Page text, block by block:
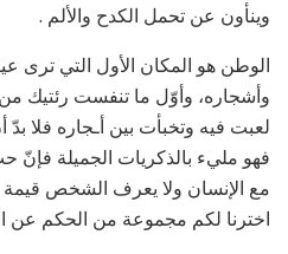
وينأون عن تحمل الكدح والألم .
الوطن هو المكان الأول التي ترى
وأشجاره، وأوّل ما تنفست رئتيك
لعبت فيه وتخبأت بين أـجاره فلا
فهو مليء بالذكريات الجميلة
مع الإنسان ولا يعرف الشخص قيمة
اخترنا لكم مجموعة من الحكم عن